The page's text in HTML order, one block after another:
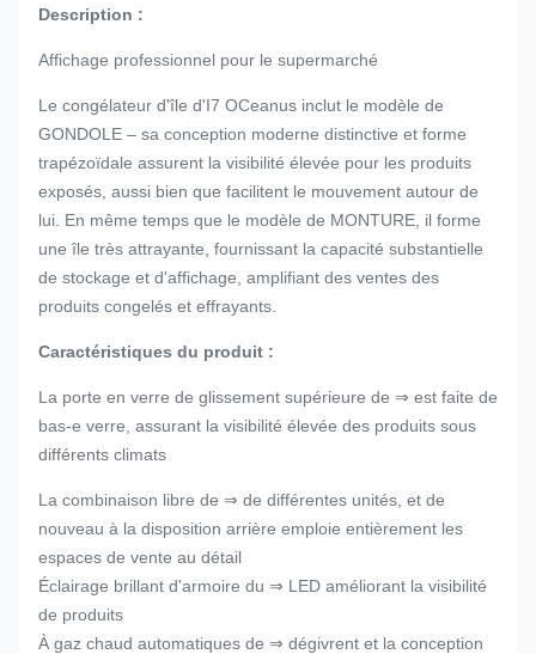
Description :
Affichage professionnel pour le supermarché
Le congélateur d'île d'I7 OCeanus inclut le modèle de
GONDOLE – sa conception moderne distinctive et forme
trapézoïdale assurent la visibilité élevée pour les produits
exposés, aussi bien que facilitent le mouvement autour de
lui. En même temps que le modèle de MONTURE, il forme
une île très attrayante, fournissant la capacité substantielle
de stockage et d'affichage, amplifiant des ventes des
produits congelés et effrayants.
Caractéristiques du produit :
La porte en verre de glissement supérieure de ⇒ est faite de
bas-e verre, assurant la visibilité élevée des produits sous
différents climats
La combinaison libre de ⇒ de différentes unités, et de
nouveau à la disposition arrière emploie entièrement les
espaces de vente au détail
Éclairage brillant d'armoire du ⇒ LED améliorant la visibilité
de produits
À gaz chaud automatiques de ⇒ dégivrent et la conception